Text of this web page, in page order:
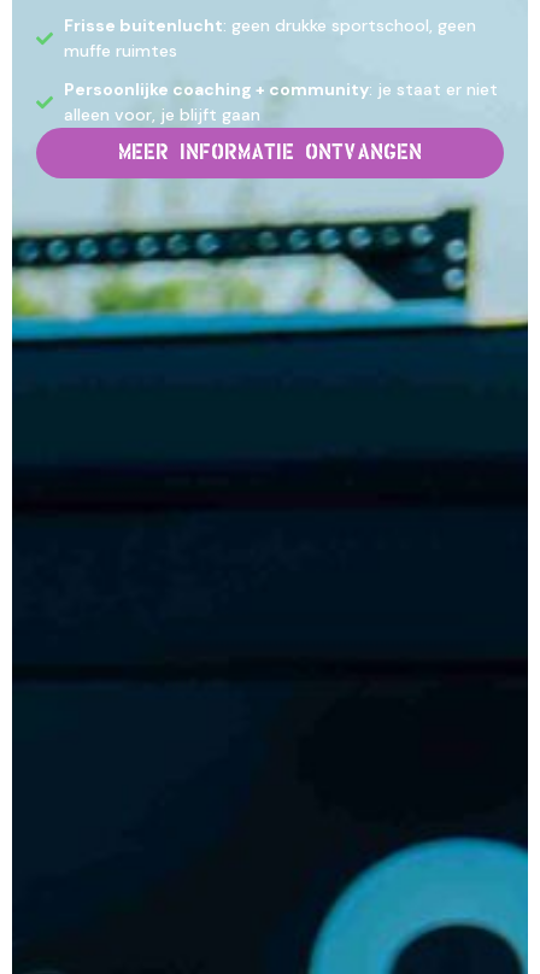
Frisse buitenlucht: geen drukke sportschool, geen
muffe ruimtes
Persoonlijke coaching + community: je staat er niet
alleen voor, je blijft gaan
Meer informatie ontvangen